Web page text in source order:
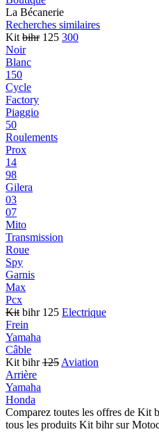
La Bécanerie
Recherches similaires
Kit bihr125 300
Noir
Blanc
150
Cycle
Factory
Piaggio
50
Roulements
Prox
14
98
Gilera
03
07
Mito
Transmission
Roue
Spy
Garnis
Max
Pcx
Kit bihr 125 Electrique
Frein
Yamaha
Câble
Kit bihr125 Aviation
Arrière
Yamaha
Honda
Comparez toutes les offres de Kit
tous les produits Kit bihr sur